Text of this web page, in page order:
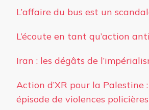
L’affaire du bus est un
L’écoute en tant qu’action
Iran : les dégâts de
Action d’XR pour la Palestine
épisode de violences policières